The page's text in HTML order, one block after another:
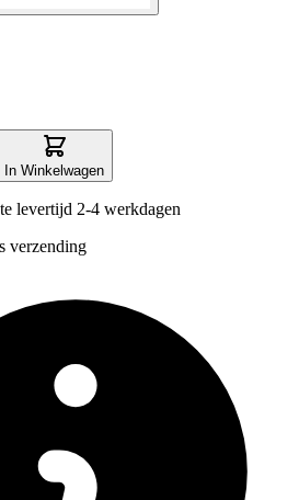
In Winkelwagen
levertijd 2-4 werkdagen
verzending